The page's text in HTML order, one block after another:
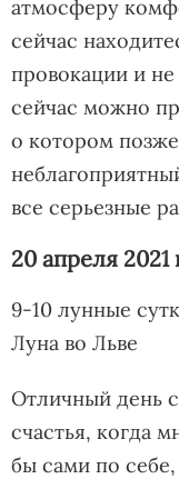
атмосферу
сейчас
провокации и
сейчас можно
о котором
все серьезные
20 апреля 2021
9-10 лунные
Луна во Льве
Отличный день
счастья, когда
бы сами по